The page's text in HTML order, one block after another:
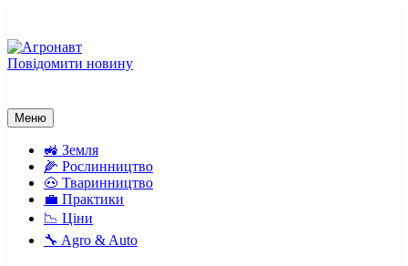
вмісту
Повідомити новину
Меню
🚜 Земля
🌽 Рослинництво
🐽 Тваринництво
💼 Практики
📉 Ціни
🔧 Agro & Auto